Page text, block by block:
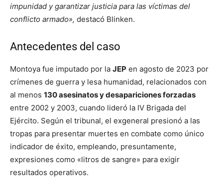
impunidad y garantizar justicia para las víctimas del
conflicto armado», destacó Blinken.
Antecedentes del caso
Montoya fue imputado por la JEP en agosto de 2023 por
crímenes de guerra y lesa humanidad, relacionados con
al menos 130 asesinatos y desapariciones forzadas
entre 2002 y 2003, cuando lideró la IV Brigada del
Ejército. Según el tribunal, el exgeneral presionó a las
tropas para presentar muertes en combate como único
indicador de éxito, empleando, presuntamente,
expresiones como «litros de sangre» para exigir
resultados operativos.